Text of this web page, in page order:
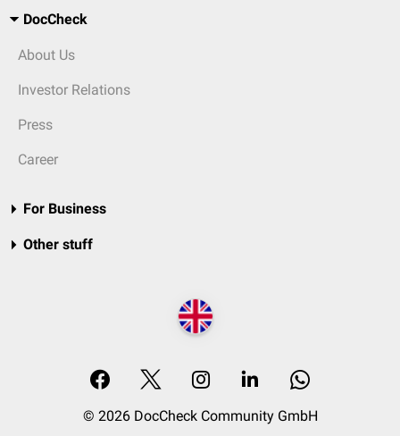
DocCheck
About Us
Investor Relations
Press
Career
For Business
Other stuff
© 2026 DocCheck Community GmbH